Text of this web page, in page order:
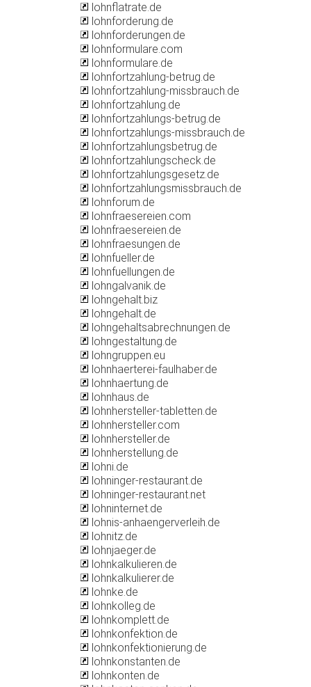
lohnflatrate.de
lohnforderung.de
lohnforderungen.de
lohnformulare.com
lohnformulare.de
lohnfortzahlung-betrug.de
lohnfortzahlung-missbrauch.de
lohnfortzahlung.de
lohnfortzahlungs-betrug.de
lohnfortzahlungs-missbrauch.de
lohnfortzahlungsbetrug.de
lohnfortzahlungscheck.de
lohnfortzahlungsgesetz.de
lohnfortzahlungsmissbrauch.de
lohnforum.de
lohnfraesereien.com
lohnfraesereien.de
lohnfraesungen.de
lohnfueller.de
lohnfuellungen.de
lohngalvanik.de
lohngehalt.biz
lohngehalt.de
lohngehaltsabrechnungen.de
lohngestaltung.de
lohngruppen.eu
lohnhaerterei-faulhaber.de
lohnhaertung.de
lohnhaus.de
lohnhersteller-tabletten.de
lohnhersteller.com
lohnhersteller.de
lohnherstellung.de
lohni.de
lohninger-restaurant.de
lohninger-restaurant.net
lohninternet.de
lohnis-anhaengerverleih.de
lohnitz.de
lohnjaeger.de
lohnkalkulieren.de
lohnkalkulierer.de
lohnke.de
lohnkolleg.de
lohnkomplett.de
lohnkonfektion.de
lohnkonfektionierung.de
lohnkonstanten.de
lohnkonten.de